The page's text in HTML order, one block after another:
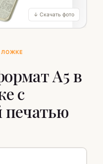
↓ Скачать фото
А5 в
с
печатью